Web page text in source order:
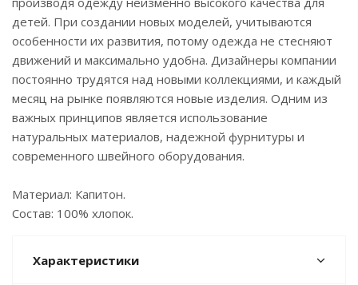
детей. При создании новых моделей, учитываются
особенности их развития, потому одежда не стесняют
движений и максимально удобна. Дизайнеры компании
постоянно трудятся над новыми коллекциями, и каждый
месяц на рынке появляются новые изделия. Одним из
важных принципов является использование
натуральных материалов, надежной фурнитуры и
современного швейного оборудования.
Материал: Капитон.
Состав: 100% хлопок.
Характеристики